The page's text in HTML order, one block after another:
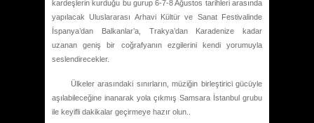
kardeşlerin kurduğu bu gurup 6-7-8 Ağustos tarihleri arasında
yapılacak Uluslararası Arhavi Kültür ve Sanat Festivalinde
İspanya’dan Balkanlar’a, Trakya’dan Karadenize kadar
uzanan geniş bir coğrafyanın ezgilerini kendi yorumuyla
seslendirecekler.
Ülkeler arasındaki sınırların, müziğin birleştirici gücüyle
aşılabileceğine inanarak yola çıkmış Samsara İstanbul grubu
ile keyifli dakikalar geçirmeye hazır olun..